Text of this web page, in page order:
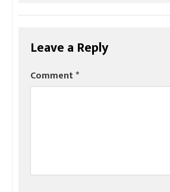
Leave a Reply
Comment*